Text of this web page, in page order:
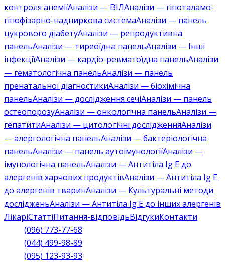
контроля анеміїАналізи — ВІЛАналізи — гіпоталамо-
гіпофізарно-надниркова системаАналізи — панель
цукрового діабетуАналізи — репродуктивна
панельАналізи — тиреоїдна панельАналізи — Інші
інфекціїАналізи — кардіо-ревматоїдна панельАналізи
— гематологічна панельАналізи — панель
пренатальної діагностикиАналізи — біохімічна
панельАналізи — дослідження сечіАналізи — панель
остеопорозуАналізи — онкологічна панельАналізи —
гепатитиАналізи — цитологічні дослідженняАналізи
— алергологічна панельАналізи — бактеріологічна
панельАналізи — панель аутоімунологіїАналізи —
імунологічна панельАналізи — Антитіла Ig E до
алергенів харчових продуктівАналізи — Антитіла Ig E
до алергенів тваринАналізи — Культуральні методи
дослідженьАналізи — Антитіла Ig E до інших алергенів
ЛікаріСтаттіПитання-відповідьВідгукиКонтакти
(096) 773-77-68
(044) 499-98-89
(095) 123-93-93